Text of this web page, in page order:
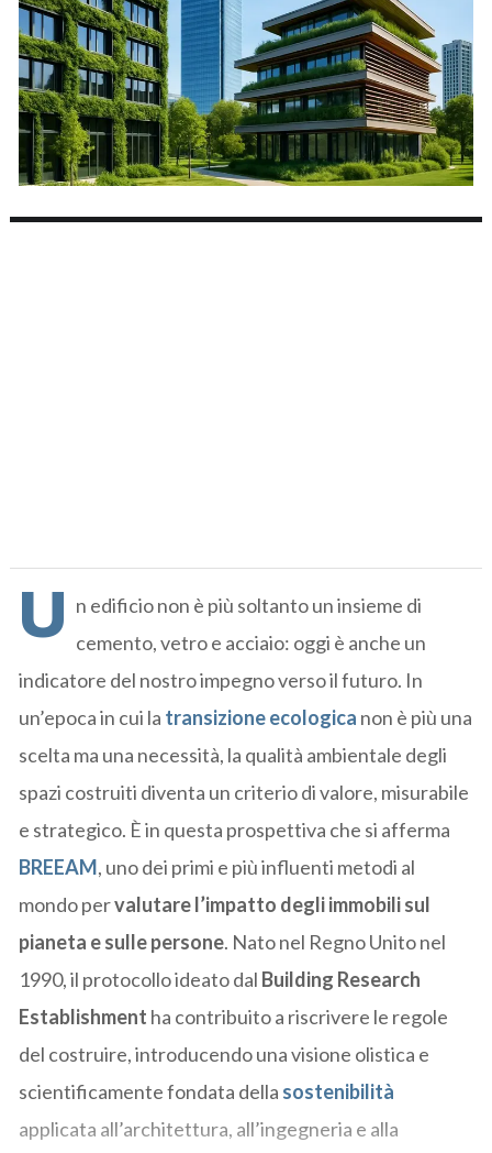
U n edificio non è più soltanto un insieme di
cemento, vetro e acciaio: oggi è anche un
indicatore del nostro impegno verso il futuro. In
un’epoca in cui la transizione ecologica non è più una
scelta ma una necessità, la qualità ambientale degli
spazi costruiti diventa un criterio di valore, misurabile
e strategico. È in questa prospettiva che si afferma
BREEAM, uno dei primi e più influenti metodi al
mondo pervalutare l’impatto degli immobili sul
pianeta e sulle persone. Nato nel Regno Unito nel
1990, il protocollo ideato dal Building Research
Establishment ha contribuito a riscrivere le regole
del costruire, introducendo una visione olistica e
scientificamente fondata della sostenibilità
applicata all’architettura, all’ingegneria e alla